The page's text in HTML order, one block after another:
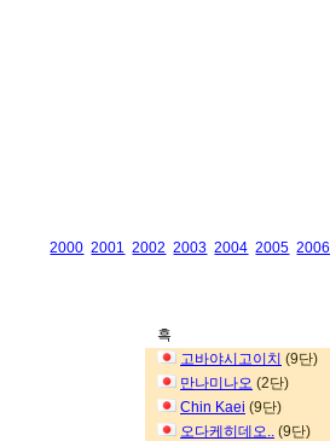
2000 2001 2002 2003 2004 2005 2006
흑
고바야시고이치 (9단)
만나미나오 (2단)
Chin Kaei (9단)
오다케히데오.. (9단)